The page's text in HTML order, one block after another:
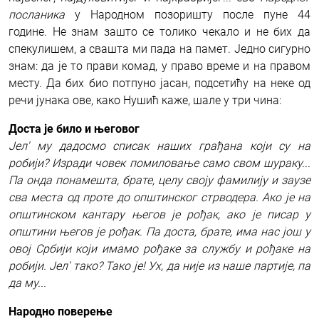
посланика у Народном позоришту после пуне 44
године. Не знам зашто се толико чекало и не бих да
спекулишем, а свашта ми пада на памет. Једно сигурно
знам: да је то прави комад, у право време и на правом
месту. Да бих био потпуно јасан, подсетићу на неке од
речи јунака ове, како Нушић каже, шале у три чина:
Доста је било и његовог
Јел' му дадосмо списак наших грађана који су на
робији? Изради човек помиловање само свом шураку...
Па онда понамешта, брате, целу своју фамилију и заузе
сва места од проте до општинског стрводера. Ако је на
општинском кантару његов је рођак, ако је писар у
општини његов је рођак. Па доста, брате, има нас још у
овој Србији који имамо рођаке за службу и рођаке на
робији. Јел' тако? Тако је! Ух, да није из наше партије, па
да му...
Народно поверење